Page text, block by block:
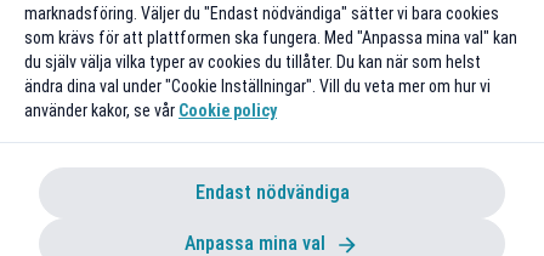
marknadsföring. Väljer du "Endast nödvändiga" sätter vi bara cookies
som krävs för att plattformen ska fungera. Med "Anpassa mina val" kan
du själv välja vilka typer av cookies du tillåter. Du kan när som helst
ändra dina val under "Cookie Inställningar". Vill du veta mer om hur vi
använder kakor, se vår Cookie policy
Endast nödvändiga
Anpassa mina val